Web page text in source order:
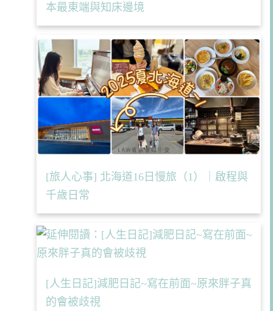
本最東端與知床邊境
[旅人心事] 北海道16日慢旅（1）｜啟程與
千歲日常
[人生日記]減肥日記~寫在前面~原來胖子真
的會被歧視